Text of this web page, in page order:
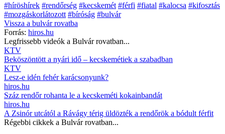
#híröshírek #rendőrség #kecskemét #férfi #fiatal #kalocsa #kifosztás
#mozgáskorlátozott #bíróság #bulvár
Vissza a bulvárrovatba
Forrás: hiros.hu
Legfrissebb videók a Bulvárrovatban...
KTV
Beköszöntött a nyári idő – kecskemétiek a szabadban
KTV
Lesz-e idén fehér karácsonyunk?
hiros.hu
Száz rendőr rohanta le a kecskeméti kokainbandát
hiros.hu
A Zsinór utcától a Rávágy térig üldözték a rendőrök a bódult férfit
Régebbi cikkek a Bulvárrovatban...